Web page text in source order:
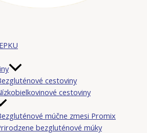
cestoviny
cestoviny
múčne zmesi Promix
bezgluténové múky